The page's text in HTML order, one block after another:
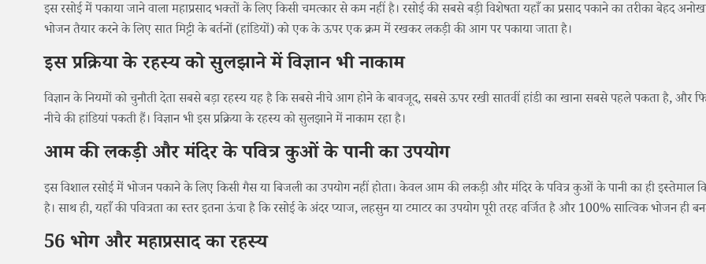
इस रसोई में पकाया जाने वाला महाप्रसाद भक्तों के लिए किसी चमत्कार से कम नहीं है। रसोई की सबसे बड़ी विशेषता यहाँ का प्रसाद पकाने का तरीका बेहद
भोजन तैयार करने के लिए सात मिट्टी के बर्तनों (हांडियों) को एक के ऊपर एक क्रम में रखकर लकड़ी की आग पर पकाया जाता है।
इस प्रक्रिया के रहस्य को सुलझाने में विज्ञान भी नाकाम
विज्ञान के नियमों को चुनौती देता सबसे बड़ा रहस्य यह है कि सबसे नीचे आग होने के बावजूद, सबसे ऊपर रखी सातवीं हांडी का खाना सबसे पहले पकता है, और
नीचे की हांडियां पकती हैं। विज्ञान भी इस प्रक्रिया के रहस्य को सुलझाने में नाकाम रहा है।
आम की लकड़ी और मंदिर के पवित्र कुओं के पानी का उपयोग
इस विशाल रसोई में भोजन पकाने के लिए किसी गैस या बिजली का उपयोग नहीं होता। केवल आम की लकड़ी और मंदिर के पवित्र कुओं के पानी का ही इस्तेमाल
है। साथ ही, यहाँ की पवित्रता का स्तर इतना ऊंचा है कि रसोई के अंदर प्याज, लहसुन या टमाटर का उपयोग पूरी तरह वर्जित है और 100% सात्विक भोजन ही
56 भोग और महाप्रसाद का रहस्य